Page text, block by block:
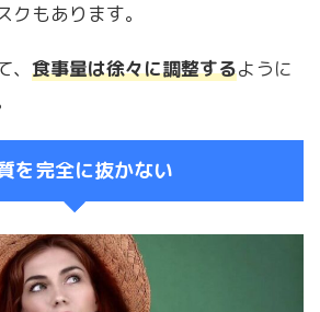
クもあります。
食事量は徐々に調整するように
を完全に抜かない